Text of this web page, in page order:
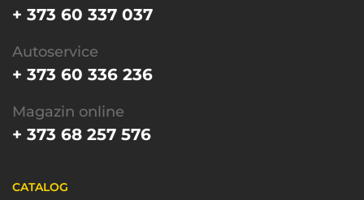
+ 373 60 337 037
Autoservice
+ 373 60 336 236
Magazin online
+ 373 68 257 576
CATALOG